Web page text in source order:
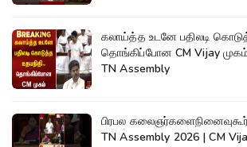
கலாய்த்த உடனே பதிலடி
தொங்கிப்போன CM Vijay
TN Assembly
பிரபல
TN Assembly 2026 | CM